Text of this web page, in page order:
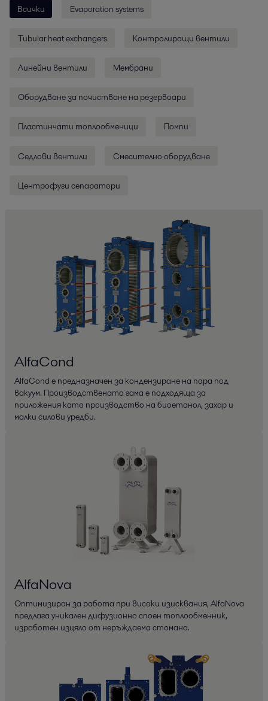
Всички Evaporation systems
Tubular heat exchangers Контролиращи вентили
Линейни вентили Мембрани
Оборудване за почистване на резервоари
Пластинчати топлообменици Помпи
Седлови вентили Смесително оборудване
Центрофуги сепаратори
AlfaCond
AlfaCond е предназначен за кондензиране на пара под
вакуум. Производствената гама е подходяща за
приложения като производство на биоетанол, захар и
малки силови уредби.
AlfaNova
Оптимизиран за работа при високи изисквания, AlfaNova
предлага уникален дифузионно споен топлообменник,
изработен изцяло от неръждаема стомана.